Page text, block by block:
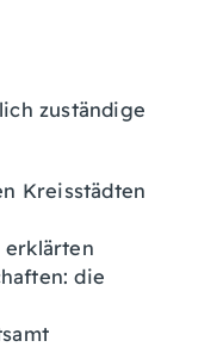
zuständige
Kreisstädten
erklärten
die